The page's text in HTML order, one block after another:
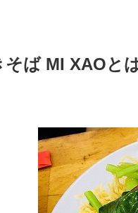
ば MI XAOと